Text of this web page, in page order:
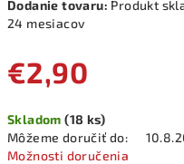
Dodanie tovaru: Produkt
24 mesiacov
€2,90
cena:
Skladom(18 ks)
Môžeme doručiť do:
Možnosti doručenia